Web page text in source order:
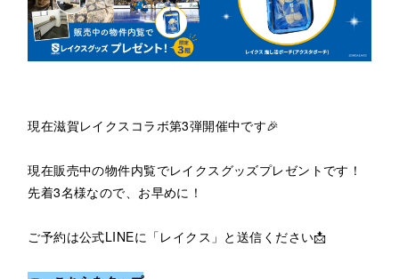
現在滋賀レイクスコラボ第3弾開催中です🎉
現在販売中の物件内覧でレイクスグッズプレゼントです！
先着3名様なので、お早めに！
ご予約は公式LINEに「レイクス」と送信ください📩